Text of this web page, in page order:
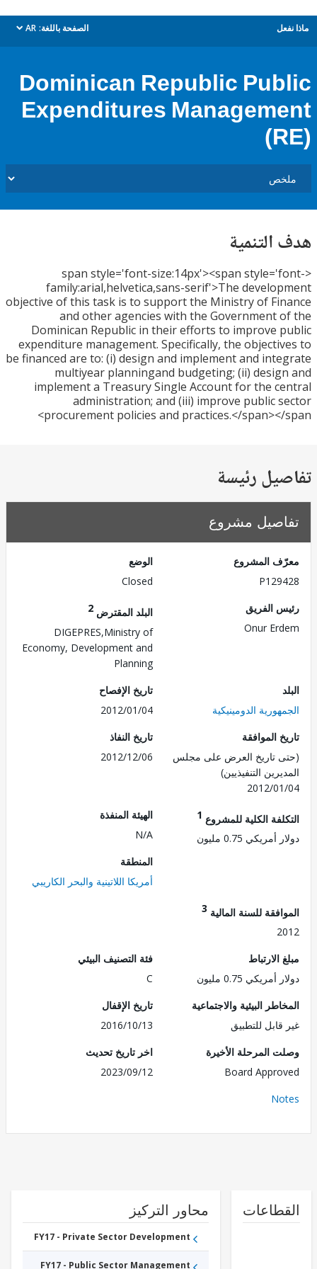
الصفحة باللغة: AR
dropdown
Dominican Republic
Expenditures
<span style='font-size:14px'><span
family:arial,helvetica,sans-serif'>The
objective of this task is to support the Ministry of
and other agencies with the Government
Dominican Republic in their efforts to improve
expenditure management. Specifically, the
be financed are to: (i) design and implement and
multiyear planningand budgeting; (ii)
implement a Treasury Single Account for the
administration; and (iii) improve public
procurement policies and practices.</
رئيسة
مشروع
المشروع
الفريق
Onur
البلد المقترض
DIGEPRES,Ministry of
Economy, Development and
Planning
الدومينيكية
تاريخ الإفصاح
2012/01/04
الموافقة
تاريخ العرض على مجلس
التنفيذيين)
2012/
تاريخ النفاذ
2012/12/06
الكلية للمشروع1
0.75 مليون
الهيئة المنفذة
أمريكا اللاتينية والبحر الكاريبي
للسنة المالية3
0.75 مليون
فئة التصنيف البيئي
البيئية والاجتماعية
للتطبيق
تاريخ الإقفال
2016/10/13
المرحلة الأخيرة
Board
اخر تاريخ تحديث
2023/09/12
محاور التركيز
FY17 - Private Sector Development
FY17 - Public Sector Management